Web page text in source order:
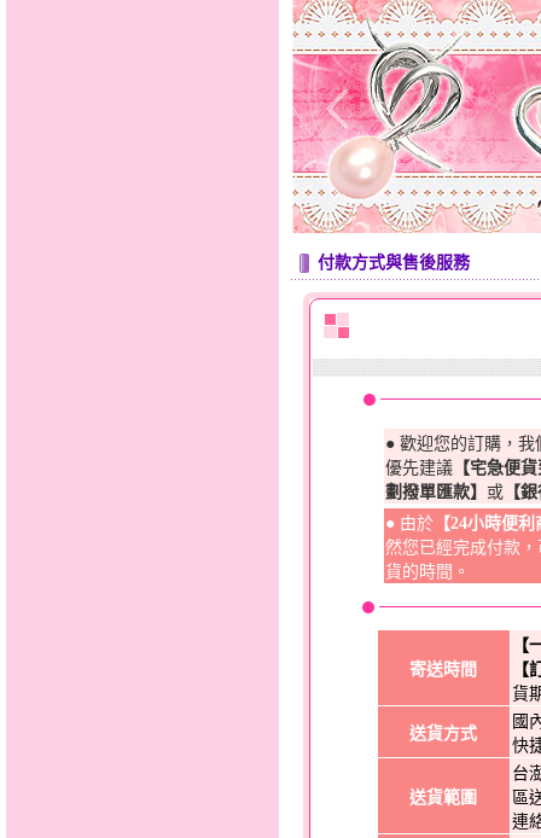
付款方式與售後服務
● 歡迎您的訂購，
優先建議 【宅急便
劃撥單匯款】 或 【
● 由於 【24小時便
然您已經完成付款
貨的時間。
寄送時間
【
【
貨
送貨方式
國
快
送貨範圍
台
區
連